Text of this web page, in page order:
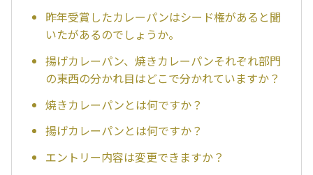
昨年受賞したカレーパンはシード権があると聞
いたがあるのでしょうか。
揚げカレーパン、焼きカレーパンそれぞれ部門
の東西の分かれ目はどこで分かれていますか？
焼きカレーパンとは何ですか？
揚げカレーパンとは何ですか？
エントリー内容は変更できますか？